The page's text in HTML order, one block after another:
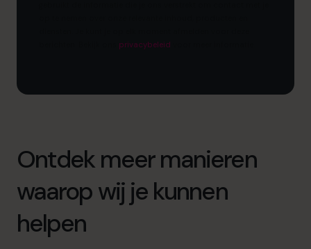
privacybeleid
Ontdek meer manieren
waarop wij je kunnen
helpen